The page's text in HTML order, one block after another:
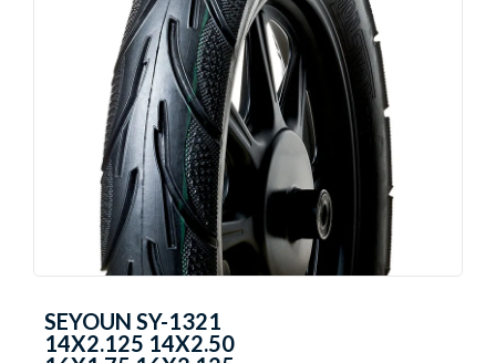
SEYOUN SY-1321
14X2.125 14X2.50